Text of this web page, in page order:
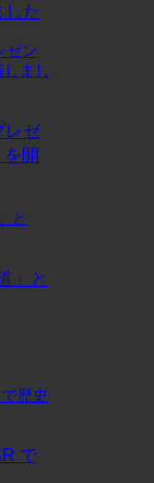
した
レゼ
を開
」と
で